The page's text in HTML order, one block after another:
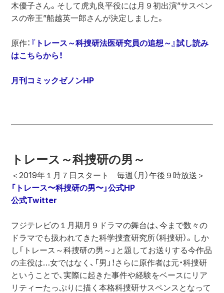
木優子さん。そして虎丸良平役には月９初出演”サスペン
スの帝王”船越英一郎さんが決定しました。
原作： 『トレース～科捜研法医研究員の追想～』試し読み
はこちらから！
月刊コミックゼノンHP
トレース ～科捜研の男～
「トレース〜科捜研の男〜」公式HP
公式Twitter
フジテレビの１月期月９ドラマの舞台は、今まで数々の
ドラマでも扱われてきた科学捜査研究所（科捜研）。しか
し「トレース～科捜研の男～」と題してお送りする今作品
の主役は…女ではなく、「男」！さらに原作者は元・科捜研
ということで、実際に起きた事件や経験をベースにリア
リティーたっぷりに描く本格科捜研サスペンスとなって